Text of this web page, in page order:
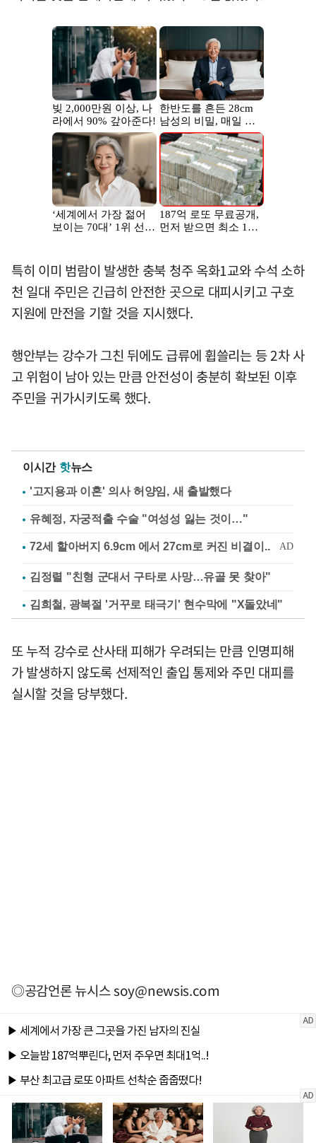
특히 이미 범람이 발생한 충북 청주 옥화1교와 수석 소하
천 일대 주민은 긴급히 안전한 곳으로 대피시키고 구호
지원에 만전을 기할 것을 지시했다.
행안부는 강수가 그친 뒤에도 급류에 휩쓸리는 등 2차 사
고 위험이 남아 있는 만큼 안전성이 충분히 확보된 이후
주민을 귀가시키도록 했다.
이시간 핫뉴스
'고지용과 이혼' 의사 허양임, 새 출발했다
유혜정, 자궁적출 수술 "여성성 잃는 것이…"
김정렬 "친형 군대서 구타로 사망…유골 못 찾아"
김희철, 광복절 '거꾸로 태극기' 현수막에 "X돌았네"
또 누적 강수로 산사태 피해가 우려되는 만큼 인명피해
가 발생하지 않도록 선제적인 출입 통제와 주민 대피를
실시할 것을 당부했다.
◎공감언론 뉴시스soy@newsis.com